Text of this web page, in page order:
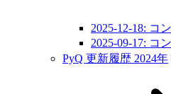
2025-12-18: コ
2025-09-17: コ
PyQ 更新履歴 2024年